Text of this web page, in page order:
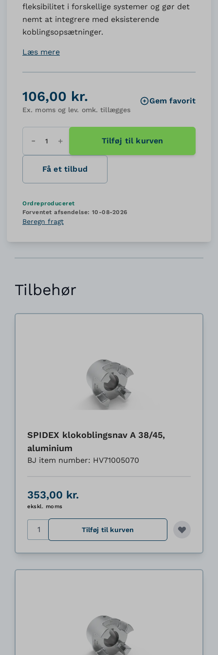
fleksibilitet i forskellige systemer og gør det
nemt at integrere med eksisterende
koblingsopsætninger.
Læs mere
106,00 kr.
Ex. moms og lev. omk. tillægges
Gem favorit
Antal Tilføj til kurven
Få et tilbud
Ordreproduceret
Forventet afsendelse: 10-08-2026
Beregn fragt
Tilbehør
SPIDEX klokoblingsnav A 38/45,
aluminium
BJ item number: HV71005070
353,00 kr.
ekskl. moms
Antal Tilføj til kurven